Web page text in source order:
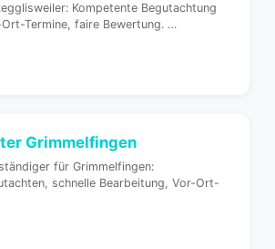
Kompetente Begutachtung
Termine, faire Bewertung. …
Grimmelfingen
für Grimmelfingen:
schnelle Bearbeitung, Vor-Ort-